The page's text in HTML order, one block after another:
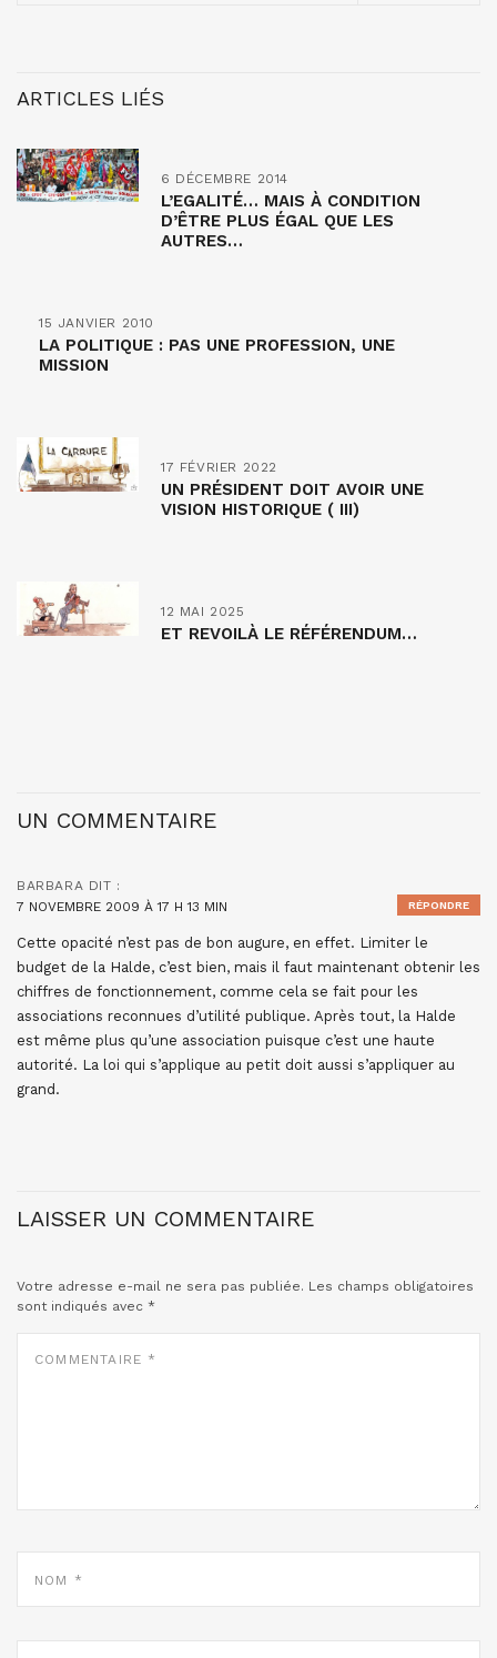
ARTICLES LIÉS
6 DÉCEMBRE 2014
L’EGALITÉ… MAIS À CONDITION
D’ÊTRE PLUS ÉGAL QUE LES
AUTRES…
15 JANVIER 2010
LA POLITIQUE : PAS UNE PROFESSION, UNE
MISSION
17 FÉVRIER 2022
UN PRÉSIDENT DOIT AVOIR UNE
VISION HISTORIQUE ( III)
12 MAI 2025
ET REVOILÀ LE RÉFÉRENDUM…
UN COMMENTAIRE
BARBARA DIT :
7 NOVEMBRE 2009 À 17 H 13 MIN
Cette opacité n’est pas de bon augure, en effet. Limiter le
budget de la Halde, c’est bien, mais il faut maintenant obtenir les
chiffres de fonctionnement, comme cela se fait pour les
associations reconnues d’utilité publique. Après tout, la Halde
est même plus qu’une association puisque c’est une haute
autorité. La loi qui s’applique au petit doit aussi s’appliquer au
grand.
RÉPONDRE
LAISSER UN COMMENTAIRE
Votre adresse e-mail ne sera pas publiée. Les champs obligatoires
sont indiqués avec *